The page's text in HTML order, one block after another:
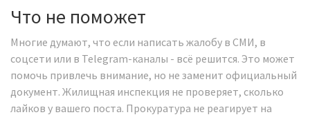
Что не поможет
Многие думают, что если написать жалобу в СМИ, в
соцсети или в Telegram-каналы - всё решится. Это может
помочь привлечь внимание, но не заменит официальный
документ. Жилищная инспекция не проверяет, сколько
лайков у вашего поста. Прокуратура не реагирует на